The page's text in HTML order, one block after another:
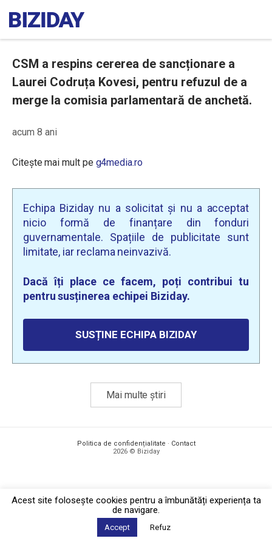
CSM a respins cererea de sancționare a
Laurei Codruța Kovesi, pentru refuzul de a
merge la comisia parlamentară de anchetă.
acum 8 ani
Citește mai mult pe g4media.ro
Echipa Biziday nu a solicitat și nu a acceptat
nicio formă de finanțare din fonduri
guvernamentale. Spațiile de publicitate sunt
limitate, iar reclama neinvazivă.
Dacă îți place ce facem, poți contribui tu
pentru susținerea echipei Biziday.
SUSȚINE ECHIPA BIZIDAY
Mai multe știri
Politica de confidențialitate · Contact
2026 © Biziday
Acest site foloseşte cookies pentru a îmbunătăți experiența ta
de navigare.
Accept Refuz